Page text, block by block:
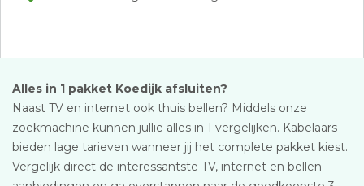
Alles in 1 pakket Koedijk afsluiten?
Naast TV en internet ook thuis bellen? Middels onze
zoekmachine kunnen jullie alles in 1 vergelijken. Kabelaars
bieden lage tarieven wanneer jij het complete pakket kiest.
Vergelijk direct de interessantste TV, internet en bellen